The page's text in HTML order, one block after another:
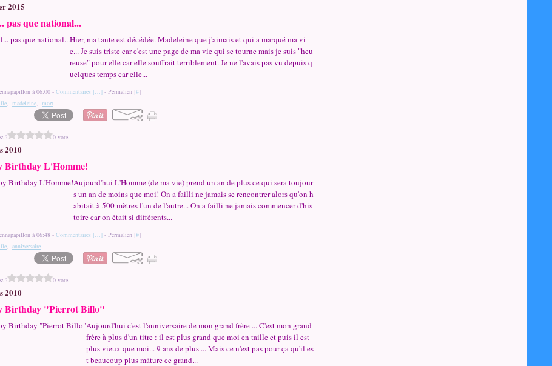
2015
pas que national...
Hier, ma tante est décédée. Madeleine que j'aimais et qui a marqué ma vi
e... Je suis triste car c'est une page de ma vie qui se tourne mais je suis "heu
reuse" pour elle car elle souffrait terriblement. Je ne l'avais pas vu depuis q
uelques temps car elle...
à 06:00 - Commentaires […] - Permalien [#]
, madeleine, mort
? 0 vote
2010
Birthday L'Homme!
Aujourd'hui L'Homme (de ma vie) prend un an de plus ce qui sera toujour
s un an de moins que moi! On a failli ne jamais se rencontrer alors qu'on h
abitait à 500 mètres l'un de l'autre... On a failli ne jamais commencer d'his
toire car on était si différents...
à 06:48 - Commentaires […] - Permalien [#]
, anniversaire
? 0 vote
2010
Birthday "Pierrot Billo"
Aujourd'hui c'est l'anniversaire de mon grand frère ... C'est mon grand
frère à plus d'un titre : il est plus grand que moi en taille et puis il est
plus vieux que moi... 9 ans de plus ... Mais ce n'est pas pour ça qu'il es
t beaucoup plus mâture ce grand...